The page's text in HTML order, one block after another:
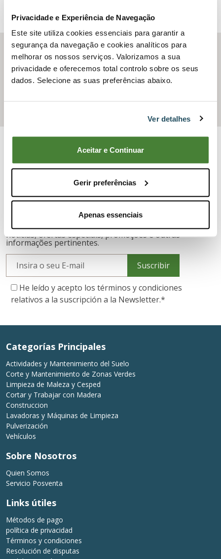
Privacidade e Experiência de Navegação
Este site utiliza cookies essenciais para garantir a
segurança da navegação e cookies analíticos para
melhorar os nossos serviços. Valorizamos a sua
privacidade e oferecemos total controlo sobre os seus
dados. Selecione as suas preferências abaixo.
Ver detalhes
Aceitar e Continuar
Gerir preferências
Apenas essenciais
Proteco
Proteco es una empresa italiana con
40 años de
en la industria de
Ao subscrever, receba e-mails da BERNARDINOS com
notícias, ofertas especiais, promoções e outras
informações pertinentes.
Suscribir
He leído y acepto los términos y condiciones
relativos a la suscripción a la Newsletter.*
Categorías Principales
Actividades y Mantenimiento del Suelo
Corte y Mantenimiento de Zonas Verdes
Limpieza de Maleza y Cesped
Cortar y Trabajar con Madera
Construccion
Lavadoras y Máquinas de Limpieza
Pulverización
Vehículos
Sobre Nosotros
Quien Somos
Servicio Posventa
Links útiles
Métodos de pago
política de privacidad
Términos y condiciones
Resolución de disputas